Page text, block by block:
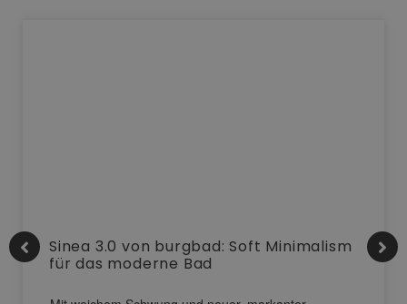
Sinea 3.0 von burgbad: Soft Minimalism
für das moderne Bad